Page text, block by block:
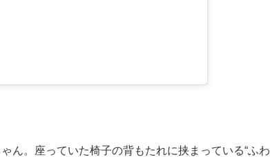
ん。座っていた椅子の背もたれに挟まっている“ふわ